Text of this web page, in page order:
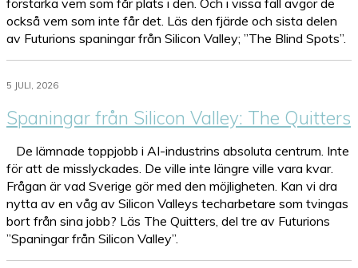
förstärka vem som får plats i den. Och i vissa fall avgör de
också vem som inte får det. Läs den fjärde och sista delen
av Futurions spaningar från Silicon Valley; ”The Blind Spots”.
5 JULI, 2026
Spaningar från Silicon Valley: The Quitters
De lämnade toppjobb i AI-industrins absoluta centrum. Inte
för att de misslyckades. De ville inte längre ville vara kvar.
Frågan är vad Sverige gör med den möjligheten. Kan vi dra
nytta av en våg av Silicon Valleys techarbetare som tvingas
bort från sina jobb? Läs The Quitters, del tre av Futurions
”Spaningar från Silicon Valley”.